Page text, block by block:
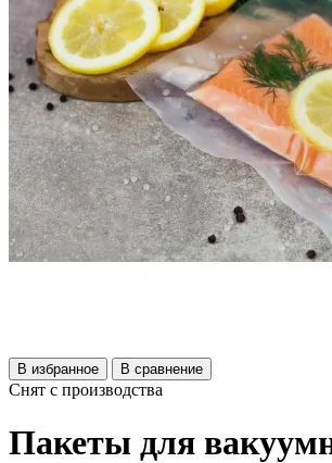
В избранное В сравнение
Снят с производства
Пакеты для